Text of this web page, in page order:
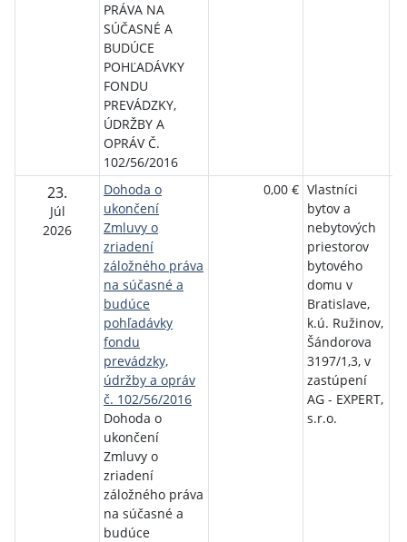
PRÁVA NA
SÚČASNÉ A
BUDÚCE
POHĽADÁVKY
FONDU
PREVÁDZKY,
ÚDRŽBY A
OPRÁV Č.
102/56/2016
23.
Júl
2026
Dohoda o
ukončení
Zmluvy o
zriadení
záložného práva
na súčasné a
budúce
pohľadávky
fondu
prevádzky,
údržby a opráv
č. 102/56/2016
Dohoda o
ukončení
Zmluvy o
zriadení
záložného práva
na súčasné a
budúce
0,00 € Vlastníci
bytov a
nebytových
priestorov
bytového
domu v
Bratislave,
k.ú. Ružinov,
Šándorova
3197/1,3, v
zastúpení
AG - EXPERT,
s.r.o.